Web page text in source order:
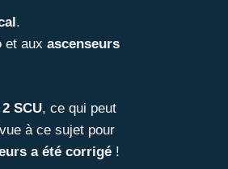
.
et aux ascenseurs
2 SCU, ce qui peut
à ce sujet pour
a été corrigé !